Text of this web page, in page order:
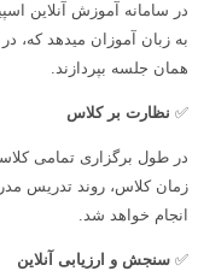
در سامانه آموزش آنلاین
به زبان آموزان میدهد که،
همان جلسه بپردازند.
✅ نظارت بر کلاس
در طول برگزاری تمامی
زمان کلاس، روند تدریس
انجام خواهد شد.
✅ سنجش و ارزیابی آنلاین